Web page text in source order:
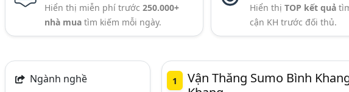
Hiển thị miễn phí trước250.000+
nhà mua tìm kiếm mỗi ngày.
Hiển thịTOP kết quả
cận KH trước đối thủ.
Ngành nghề 1
Vận Thăng Sumo Bình